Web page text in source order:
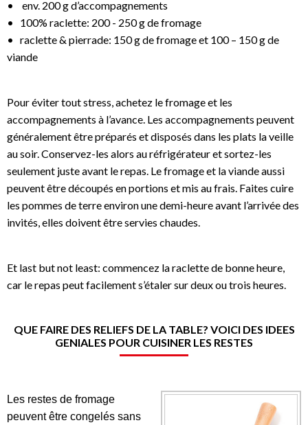
• env. 200 g d’accompagnements
• 100% raclette: 200 - 250 g de fromage
• raclette & pierrade: 150 g de fromage et 100 – 150 g de
viande
Pour éviter tout stress, achetez le fromage et les
accompagnements à l’avance. Les accompagnements peuvent
généralement être préparés et disposés dans les plats la veille
au soir. Conservez-les alors au réfrigérateur et sortez-les
seulement juste avant le repas. Le fromage et la viande aussi
peuvent être découpés en portions et mis au frais. Faites cuire
les pommes de terre environ une demi-heure avant l’arrivée des
invités, elles doivent être servies chaudes.
Et last but not least: commencez la raclette de bonne heure,
car le repas peut facilement s’étaler sur deux ou trois heures.
QUE FAIRE DES RELIEFS DE LA TABLE? VOICI DES IDEES
GENIALES POUR CUISINER LES RESTES
Les restes de fromage
peuvent être congelés sans